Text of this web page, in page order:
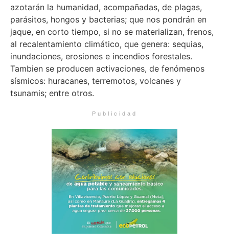
azotarán la humanidad, acompañadas, de plagas,
parásitos, hongos y bacterias; que nos pondrán en
jaque, en corto tiempo, si no se materializan, frenos,
al recalentamiento climático, que genera: sequias,
inundaciones, erosiones e incendios forestales.
Tambien se producen activaciones, de fenómenos
sísmicos: huracanes, terremotos, volcanes y
tsunamis; entre otros.
Publicidad